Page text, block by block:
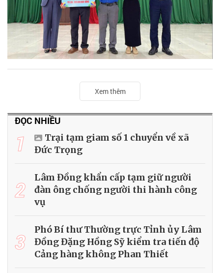
Xem thêm
ĐỌC NHIỀU
1
Trại tạm giam số 1 chuyển về xã
Đức Trọng
2
Lâm Đồng khẩn cấp tạm giữ người
đàn ông chống người thi hành công
vụ
3
Phó Bí thư Thường trực Tỉnh ủy Lâm
Đồng Đặng Hồng Sỹ kiểm tra tiến độ
Cảng hàng không Phan Thiết